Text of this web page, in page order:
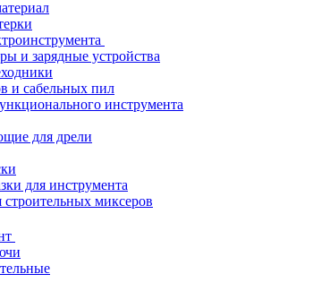
и зарядные устройства
и сабельных пил
инструмента
для дрели
для инструмента
строительных миксеров